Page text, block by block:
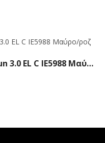
Αθλητικά Adidas Tensaur Run 3.0 EL C IE5988 Μαύρο/ροζ